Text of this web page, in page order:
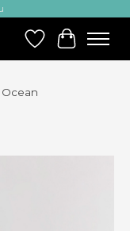
Verlanglijst